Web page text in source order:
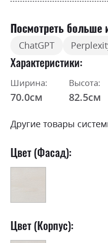
Посмотреть
ChatGPT
Характеристики
Ширина:
70.0см
Высота:
82.5см
Другие товары
Цвет (Фасад):
Цвет (Корпус):